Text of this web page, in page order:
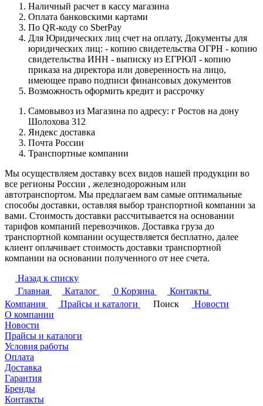
Наличный расчет в кассу магазина
Оплата банковскими картами
По QR-коду со SberPay
Для Юридических лиц счет на оплату, Документы для
юридических лиц: - копию свидетельства ОГРН - копию
свидетельства ИНН - выписку из ЕГРЮЛ - копию
приказа на директора или доверенность на лицо,
имеющее право подписи финансовых документов
Возможность оформить кредит и рассрочку
Самовывоз из Магазина по адресу: г Ростов на дону
Шолохова 312
Яндекс доставка
Почта России
Транспортные компании
Мы осуществляем доставку всех видов нашей продукции во
все регионы России , железнодорожным или
автотранспортом. Мы предлагаем вам самые оптимальные
способы доставки, оставляя выбор транспортной компании за
вами. Стоимость доставки рассчитывается на основании
тарифов компаний перевозчиков. Доставка груза до
транспортной компании осуществляется бесплатно, далее
клиент оплачивает стоимость доставки транспортной
компании на основании полученного от нее счета.
Назад к списку
Главная
Каталог 0 Корзина
Контакты
Компания
Прайсы и каталоги Поиск
Новости
О компании
Новости
Прайсы и каталоги
Условия работы
Оплата
Доставка
Гарантия
Бренды
Контакты